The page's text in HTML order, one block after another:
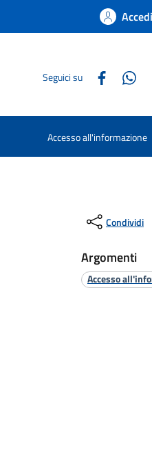
Seguici su
Accesso all'informazione
Condividi
Argomenti
Accesso